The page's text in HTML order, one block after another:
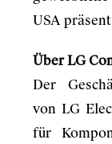
USA
Über LG
Der
von LG
für